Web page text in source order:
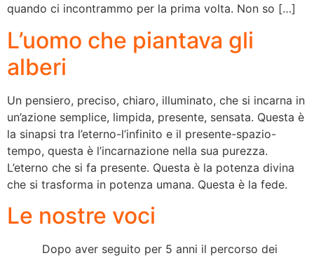
quando ci incontrammo per la prima volta. Non so […]
L’uomo che piantava gli
alberi
Un pensiero, preciso, chiaro, illuminato, che si incarna in
un’azione semplice, limpida, presente, sensata. Questa è
la sinapsi tra l’eterno-l’infinito e il presente-spazio-
tempo, questa è l’incarnazione nella sua purezza.
L’eterno che si fa presente. Questa è la potenza divina
che si trasforma in potenza umana. Questa è la fede.
Le nostre voci
Dopo aver seguito per 5 anni il percorso dei